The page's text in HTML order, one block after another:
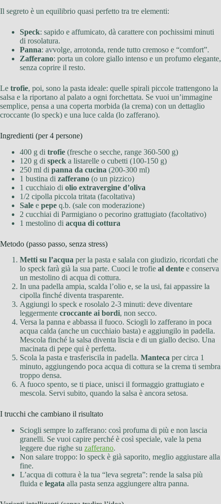
Il segreto è un equilibrio quasi perfetto tra tre elementi:
Speck: sapido e affumicato, dà carattere con pochissimi minuti
di rosolatura.
Panna: avvolge, arrotonda, rende tutto cremoso e “comfort”.
Zafferano: porta un colore giallo intenso e un profumo elegante,
senza coprire il resto.
Le trofie, poi, sono la pasta ideale: quelle spirali piccole trattengono la
salsa e la riportano al palato a ogni forchettata. Se vuoi un’immagine
semplice, pensa a una coperta morbida (la crema) con un dettaglio
croccante (lo speck) e una luce calda (lo zafferano).
Ingredienti (per 4 persone)
400 g di trofie (fresche o secche, range 360-500 g)
120 g di speck a listarelle o cubetti (100-150 g)
250 ml di panna da cucina (200-300 ml)
1 bustina di zafferano (o un pizzico)
1 cucchiaio di olio extravergine d’oliva
1/2 cipolla piccola tritata (facoltativa)
Sale e pepe q.b. (sale con moderazione)
2 cucchiai di Parmigiano o pecorino grattugiato (facoltativo)
1 mestolino di acqua di cottura
Metodo (passo passo, senza stress)
Metti su l’acqua per la pasta e salala con giudizio, ricordati che
lo speck farà già la sua parte. Cuoci le trofie al dente e conserva
un mestolino di acqua di cottura.
In una padella ampia, scalda l’olio e, se la usi, fai appassire la
cipolla finché diventa trasparente.
Aggiungi lo speck e rosolalo 2-3 minuti: deve diventare
leggermente croccante ai bordi, non secco.
Versa la panna e abbassa il fuoco. Sciogli lo zafferano in poca
acqua calda (anche un cucchiaio basta) e aggiungilo in padella.
Mescola finché la salsa diventa liscia e di un giallo deciso. Una
macinata di pepe qui è perfetta.
Scola la pasta e trasferiscila in padella. Manteca per circa 1
minuto, aggiungendo poca acqua di cottura se la crema ti sembra
troppo densa.
A fuoco spento, se ti piace, unisci il formaggio grattugiato e
mescola. Servi subito, quando la salsa è ancora setosa.
I trucchi che cambiano il risultato
Sciogli sempre lo zafferano: così profuma di più e non lascia
granelli. Se vuoi capire perché è così speciale, vale la pena
leggere due righe su zafferano.
Non salare troppo: lo speck è già saporito, meglio aggiustare alla
fine.
L’acqua di cottura è la tua “leva segreta”: rende la salsa più
fluida e legata alla pasta senza aggiungere altra panna.